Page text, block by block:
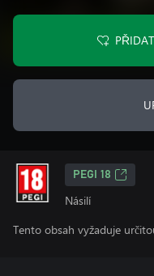
PEGI 18
Násilí
Tento obsah vyžaduje